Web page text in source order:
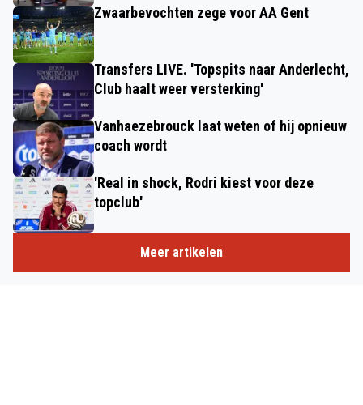
Zwaarbevochten zege voor AA Gent
Transfers LIVE. 'Topspits naar Anderlecht,
Club haalt weer versterking'
Vanhaezebrouck laat weten of hij opnieuw
coach wordt
'Real in shock, Rodri kiest voor deze
topclub'
Meer artikelen